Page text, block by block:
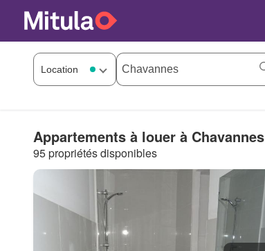
Appartements à louer à Chavannes
95 propriétés disponibles